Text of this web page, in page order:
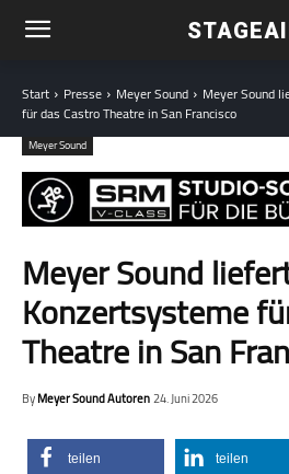
Start Presse Meyer Sound Meyer Sound
für das Castro Theatre in San Francisco
Meyer Sound
Meyer Sound
Kon­zert­sys­teme
Theatre in San
ByMeyer Sound Autoren24. Juni 2026
teilen teilen